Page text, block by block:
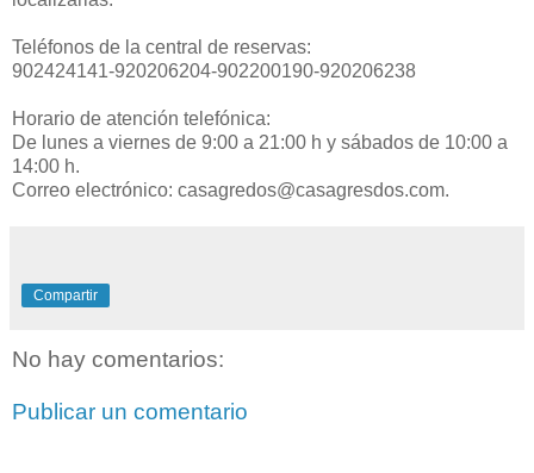
Teléfonos de la central de reservas:
902424141-920206204-902200190-920206238
Horario de atención telefónica:
De lunes a viernes de 9:00 a 21:00 h y sábados de 10:00 a
14:00 h.
Correo electrónico: casagredos@casagresdos.com.
Compartir
No hay comentarios:
Publicar un comentario